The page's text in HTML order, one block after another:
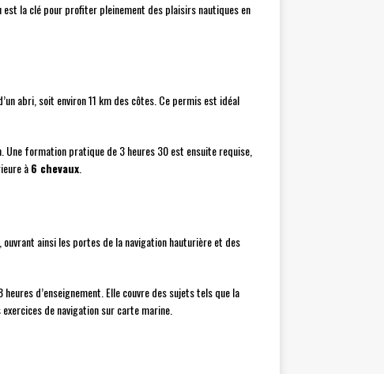
est la clé pour profiter pleinement des plaisirs nautiques en
abri, soit environ 11 km des côtes. Ce permis est idéal
Une formation pratique de 3 heures 30 est ensuite requise,
à6 chevaux
ainsi les portes de la navigation hauturière et des
d’enseignement. Elle couvre des sujets tels que la
de navigation sur carte marine.